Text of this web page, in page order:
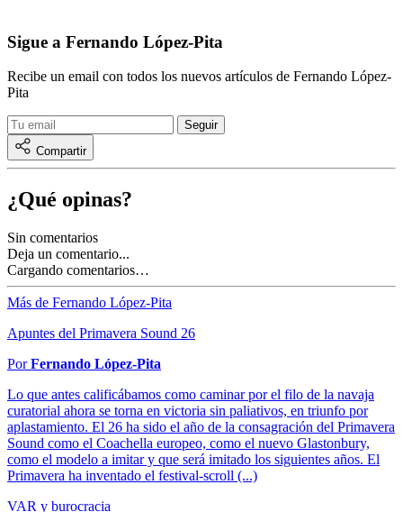
Sigue a Fernando López-Pita
Recibe un email con todos los nuevos artículos de Fernando López-
Pita
Compartir
¿Qué opinas?
Sin comentarios
Deja un comentario...
Cargando comentarios…
Más de Fernando López-Pita
Apuntes del Primavera Sound 26
PorFernando López-Pita
Lo que antes calificábamos como caminar por el filo de la navaja
curatorial ahora se torna en victoria sin paliativos, en triunfo por
aplastamiento. El 26 ha sido el año de la consagración del Primavera
Sound como el Coachella europeo, como el nuevo Glastonbury,
como el modelo a imitar y que será imitado los siguientes años. El
Primavera ha inventado el festival-scroll (...)
VAR y burocracia